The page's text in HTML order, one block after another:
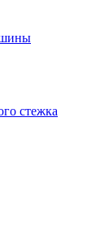
стежка